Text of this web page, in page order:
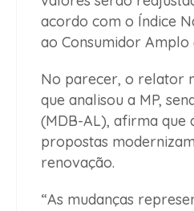
acordo com o Índice
ao Consumidor Amplo
No parecer, o relator
que analisou a MP,
(MDB-AL), afirma que
propostas
renovação.
“As mudanças